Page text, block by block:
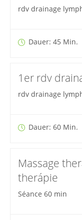
rdv drainage
Dauer: 45 Min.
1er rdv
rdv drainage
Dauer: 60 Min.
Massage
therápie
Séance 60 min